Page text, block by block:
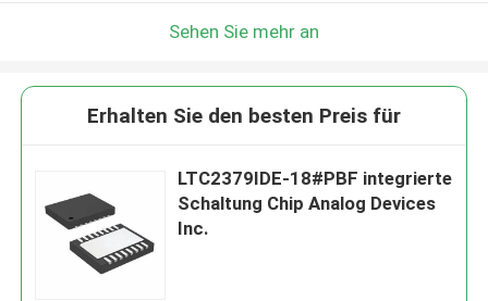
Sehen Sie mehr an
Erhalten Sie den besten Preis für
LTC2379IDE-18#PBF integrierte
Schaltung Chip Analog Devices
Inc.